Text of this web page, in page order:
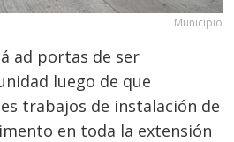
Municipio
ad portas de ser
luego de que
trabajos de instalación de
en toda la extensión